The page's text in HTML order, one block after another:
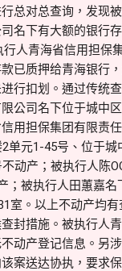
总对总查询，发现
名下有大额的银行
行人青海省信用担保
已质押给青海银行
行扣划。通过传统
公司名下位于城中
用担保集团有限责
单元1-45号、位于城
动产；被执行人陈
；被执行人田蕙嘉
室。以上不动产均
封措施。被执行人
动产登记信息。另
案送达协执，要求